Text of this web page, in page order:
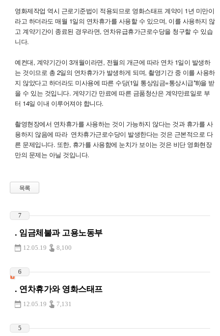
영화제작업 역시 근로기준법이 적용되므로 영화스태프 계약이 1년 미만이
라고 하더라도 매월 1일의 연차휴가를 사용할 수 있으며, 이를 사용하지 않
고 계약기간이 종료된 경우라면, 연차유급휴가근로수당을 청구할 수 있습
니다.
예컨대, 계약기간이 3개월이라면, 전월의 개근에 따라 연차 1일이 발생하
는 것이므로 총 2일의 연차휴가가 발생하게 되며, 촬영기간 중 이를 사용하
지 않았다고 하더라도 미사용에 따른 수당(1일 통상임금=통상시급*8)을 받
을 수 있는 것입니다. 게약기간 만료에 따른 금품청산은 계약만료일로 부
터 14일 이내 이루어져야 합니다.
촬영현장에서 연차휴가를 사용하는 것이 가능하지 않다는 것과 휴가를 사
용하지 않음에 따라 연차휴가근로수당이 발생한다는 것은 근본적으로 다
른 문제입니다. 또한, 휴가를 사용함에 눈치가 보이는 것은 비단 영화현장
만의 문제는 아닐 것입니다.
목록
7
. 임금체불과 고용노동부
12.05.19 8,100
6
. 연차휴가와 영화스태프
12.05.19 7,131
5